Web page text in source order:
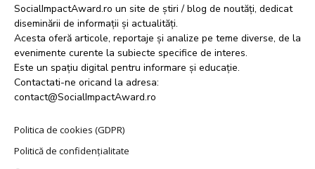
SocialImpactAward.ro un site de știri / blog de noutăți, dedicat
diseminării de informații și actualități.
Acesta oferă articole, reportaje și analize pe teme diverse, de la
evenimente curente la subiecte specifice de interes.
Este un spațiu digital pentru informare și educație.
Contactati-ne oricand la adresa:
contact@SocialImpactAward.ro
Politica de cookies (GDPR)
Politică de confidențialitate